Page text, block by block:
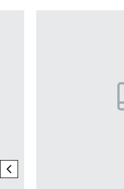
previous element